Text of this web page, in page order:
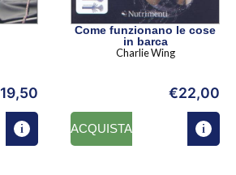
19,50
Come funzionano le cose
in barca
Charlie Wing
€22,00
ACQUISTA